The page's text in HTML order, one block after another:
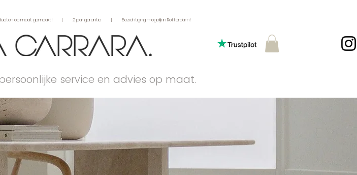
op maat gemaakt! | 2 jaar garantie | Bezichtiging mogelijk in Rotterdam!
service en advies op maat.